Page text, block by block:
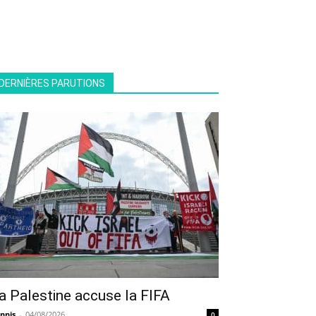
PARUTIONS
Palestine accuse la FIFA